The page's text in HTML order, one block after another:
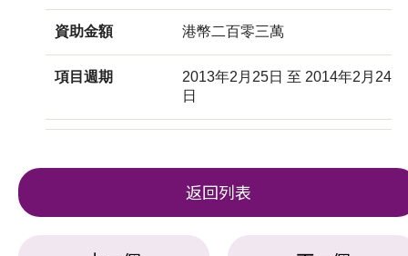
資助金額 港幣二百零三萬
項目週期
2013年2月25日 至 2014年2月24
日
返回列表